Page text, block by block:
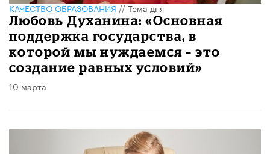
КАЧЕСТВО ОБРАЗОВАНИЯ//Тема дня
Любовь Духанина: «Основная
поддержка государства, в
которой мы нуждаемся – это
создание равных условий»
10 марта